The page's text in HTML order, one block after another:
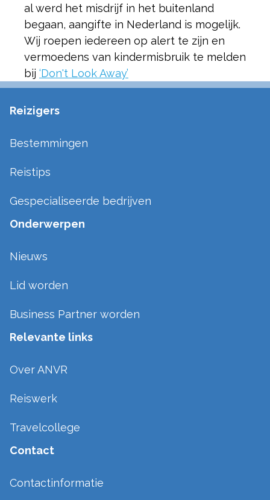
al werd het misdrijf in het buitenland
begaan, aangifte in Nederland is mogelijk.
Wij roepen iedereen op alert te zijn en
vermoedens van kindermisbruik te melden
bij ‘Don't Look Away’
Reizigers
Bestemmingen
Reistips
Gespecialiseerde bedrijven
Onderwerpen
Nieuws
Lid worden
Business Partner worden
Relevante links
Over ANVR
Reiswerk
Travelcollege
Contact
Contactinformatie